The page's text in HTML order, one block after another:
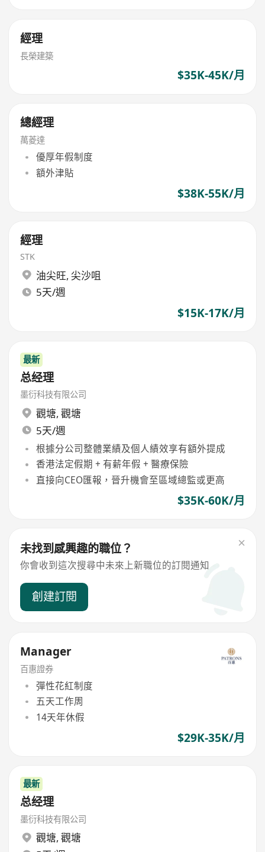
經理
長榮建築
$35K-45K/月
總經理
萬菱達
優厚年假制度
額外津貼
$38K-55K/月
經理
STK
油尖旺, 尖沙咀
5天/週
$15K-17K/月
最新
总经理
墨衍科技有限公司
觀塘, 觀塘
5天/週
根據分公司整體業績及個人績效享有額外提成
香港法定假期 + 有薪年假 + 醫療保險
直接向CEO匯報，晉升機會至區域總監或更高
$35K-60K/月
未找到感興趣的職位？
你會收到這次搜尋中未來上新職位的訂閱通知
創建訂閱
Manager
百惠證券
彈性花紅制度
五天工作周
14天年休假
$29K-35K/月
最新
总经理
墨衍科技有限公司
觀塘, 觀塘